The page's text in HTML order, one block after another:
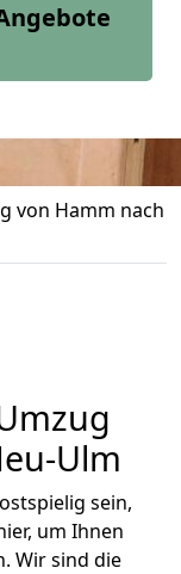
von Hamm nach
Ulm
sein,
um Ihnen
Wir sind die